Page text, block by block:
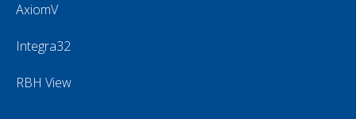
AxiomV
Integra32
RBH View